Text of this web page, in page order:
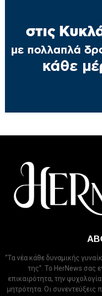
“Τα νέα κάθε δυναμικής
της”. Το HerNews σας
επικαιρότητα, την
μητρότητα. Οι